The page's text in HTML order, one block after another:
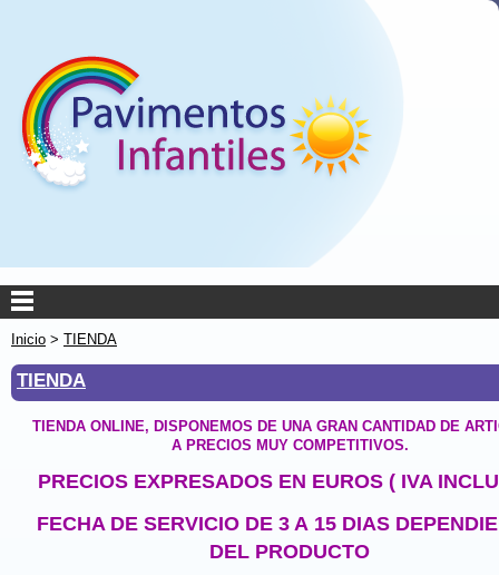
Inicio > TIENDA
TIENDA
TIENDA ONLINE, DISPONEMOS DE UNA GRAN CANTIDAD DE
A PRECIOS MUY COMPETITIVOS.
PRECIOS EXPRESADOS EN EUROS ( IVA
FECHA DE SERVICIO DE 3 A 15 DIAS
DEL PRODUCTO